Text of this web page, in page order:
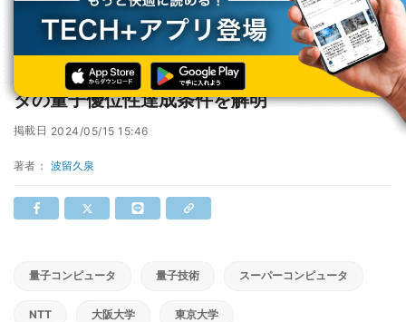
TECH+ テクノロジー
HPC
東大など、物性物理における量子コンピュータの量子優位性達成条件を解明
東大など、物性物理における量子コンピュー
タの量子優位性達成条件を解明
掲載日 2024/05/15 15:46
著者： 波留久泉
量子コンピュータ 量子技術 スーパーコンピュータ
NTT 大阪大学 東京大学